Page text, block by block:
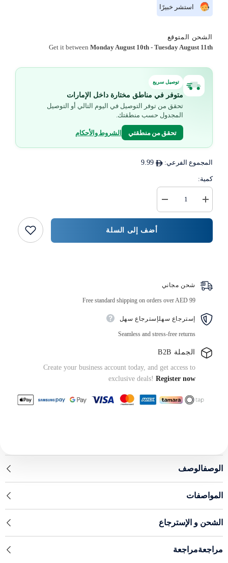
استشر خبيرًا
الشحن المتوقع
Get it betweenMonday August 10th -Tuesday August 11th
توصيل سريع
متوفر في مناطق مختارة داخل الإمارات
تحقق من توفر التوصيل في اليوم التالي أو التوصيل
المجدول حسب منطقتك.
تحقق من منطقتي الشروط والأحكام
المجموع الفرعي: 9.99
كمية:
كمية
{{
المنتج
زيادة
كمية
قطعة
أضف إلى السلة
شحن مجاني
Free standard shipping on orders over AED 99
إسترجاع سهلإسترجاع سهل
Seamless and stress-free returns
الجملة B2B
Create your business account today, and get access to
exclusive deals! Register now
الوصفالوصف
المواصفات
الشحن و الإسترجاع
مراجعةمراجعة